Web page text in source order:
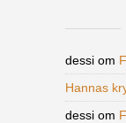
dessi om
Hannas
dessi om